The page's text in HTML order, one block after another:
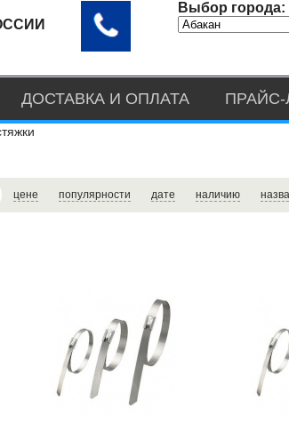
Выбор города:
ДОСТАВКА И ОПЛАТА
цене популярности дате наличию